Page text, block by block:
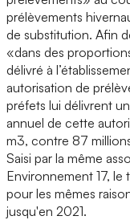
prélèvements
de substitution. Afin
«dans des
délivré à
autorisation de
préfets lui délivrent
annuel de cette
m3, contre 87
Saisi par la même
Environnement 17, le
pour les mêmes
jusqu'en 2021.